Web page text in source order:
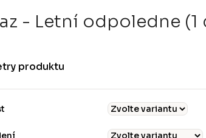
- Letní odpoledne (1
produktu